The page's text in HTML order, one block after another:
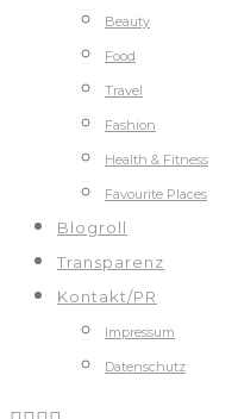
Beauty
Food
Travel
Fashion
Health & Fitness
Favourite Places
Blogroll
Transparenz
Kontakt/PR
Impressum
Datenschutz